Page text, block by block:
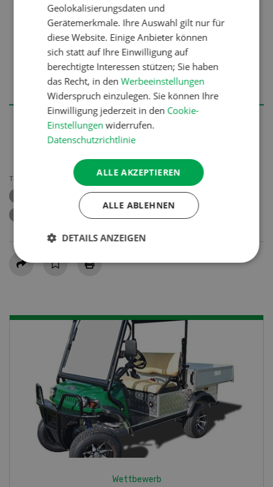
und Klärschlammströmen von
Abwasserreinigungsanlagen. Es ist ein sehr
wirksames, langsam lösliches P-Düngemittel.
Als solches ist es in der EU seit 2023 im
ökologischen Landbau zugelassen, mit den
BioSuisse Richtlinien jedoch nicht konform.
THEMEN
PHOSPHOR DÜNGUNG
Teilen
Geolokalisierungsdaten und
Gerätemerkmale. Ihre Auswahl gilt nur für
diese Website. Einige Anbieter können
sich statt auf Ihre Einwilligung auf
berechtigte Interessen stützen; Sie haben
das Recht, in denWerbeeinstellungen
Widerspruch einzulegen. Sie können Ihre
Einwilligung jederzeit in den Cookie-
Einstellungen widerrufen.
Datenschutzrichtlinie
ALLE AKZEPTIEREN
ALLE ABLEHNEN
DETAILS ANZEIGEN